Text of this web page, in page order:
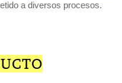
a diversos procesos.